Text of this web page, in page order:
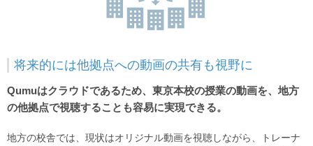
将来的には他拠点への動画の共有も視野に
Qumuはクラウドであるため、東京本校の授業の動画を、地方
の他拠点で視聴することも容易に実現できる。
地方の校舎では、現状はオリジナル動画を視聴しながら、トレーナ